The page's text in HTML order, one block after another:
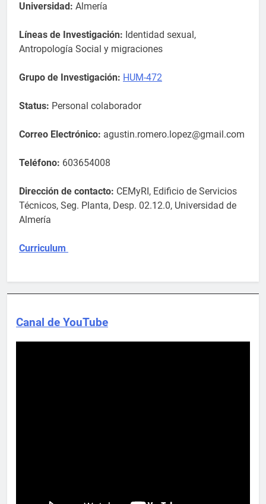
Universidad: Almería
Líneas de Investigación: Identidad sexual,
Antropología Social y migraciones
Grupo de Investigación: HUM-472
Status: Personal colaborador
Correo Electrónico: agustin.romero.lopez@gmail.com
Teléfono: 603654008
Dirección de contacto: CEMyRI, Edificio de Servicios
Técnicos, Seg. Planta, Desp. 02.12.0, Universidad de
Almería
Curriculum
Canal de YouTube